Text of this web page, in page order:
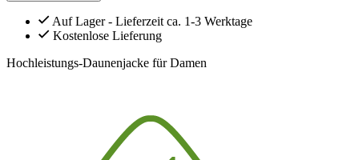
Auf Lager - Lieferzeit ca. 1-3 Werktage
Kostenlose Lieferung
Hochleistungs-Daunenjacke für Damen